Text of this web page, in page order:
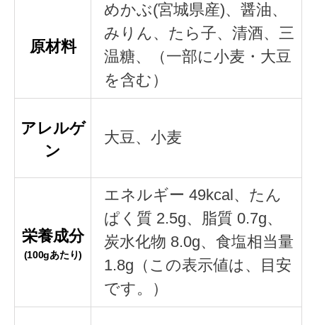
原材料
めかぶ(宮城県産)、醤油、
みりん、たら子、清酒、三
温糖、（一部に小麦・大豆
を含む）
アレルゲ
ン
大豆、小麦
栄養成分
(100gあたり)
エネルギー 49kcal、たん
ぱく質 2.5g、脂質 0.7g、
炭水化物 8.0g、食塩相当量
1.8g（この表示値は、目安
です。）